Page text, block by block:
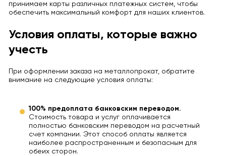
принимаем карты различных платежных систем, чтобы
обеспечить максимальный комфорт для наших клиентов.
Условия оплаты, которые важно
учесть
При оформлении заказа на металлопрокат, обратите
внимание на следующие условия оплаты:
100% предоплата банковским переводом.
Стоимость товара и услуг оплачивается
полностью банковским переводом на расчетный
счет компании. Этот способ оплаты является
наиболее распространенным и безопасным для
обеих сторон.